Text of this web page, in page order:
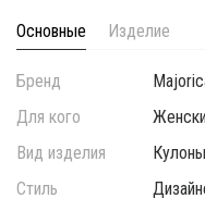
Основные Изделие
Бренд
Для кого
Вид изделия
Кулоны
Стиль